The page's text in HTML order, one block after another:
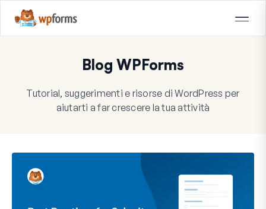
Blog WPForms
Tutorial, suggerimenti e risorse di WordPress per
aiutarti a far crescere la tua attività